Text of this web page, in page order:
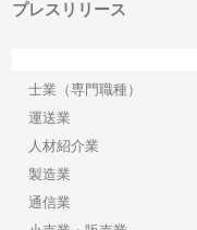
プレスリリース
士業（専門職種）
運送業
人材紹介業
製造業
通信業